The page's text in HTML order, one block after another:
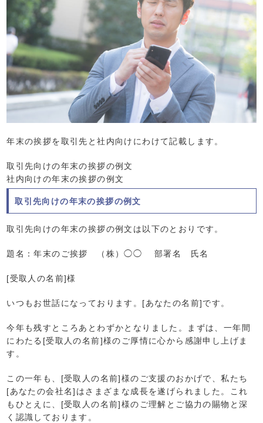
年末の挨拶を取引先と社内向けにわけて記載します。
取引先向けの年末の挨拶の例文
社内向けの年末の挨拶の例文
取引先向けの年末の挨拶の例文
取引先向けの年末の挨拶の例文は以下のとおりです。
題名：年末のご挨拶 （株）◯◯ 部署名 氏名
[受取人の名前]様
いつもお世話になっております。[あなたの名前]です。
今年も残すところあとわずかとなりました。まずは、一年間
にわたる[受取人の名前]様のご厚情に心から感謝申し上げま
す。
この一年も、[受取人の名前]様のご支援のおかげで、私たち
[あなたの会社名]はさまざまな成長を遂げられました。これ
もひとえに、[受取人の名前]様のご理解とご協力の賜物と深
く認識しております。